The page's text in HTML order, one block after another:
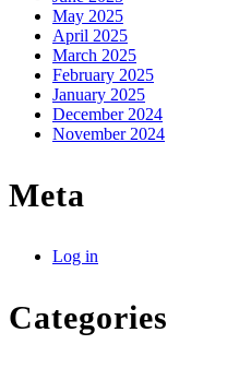
May 2025
April 2025
March 2025
February 2025
January 2025
December 2024
November 2024
Meta
Log in
Categories